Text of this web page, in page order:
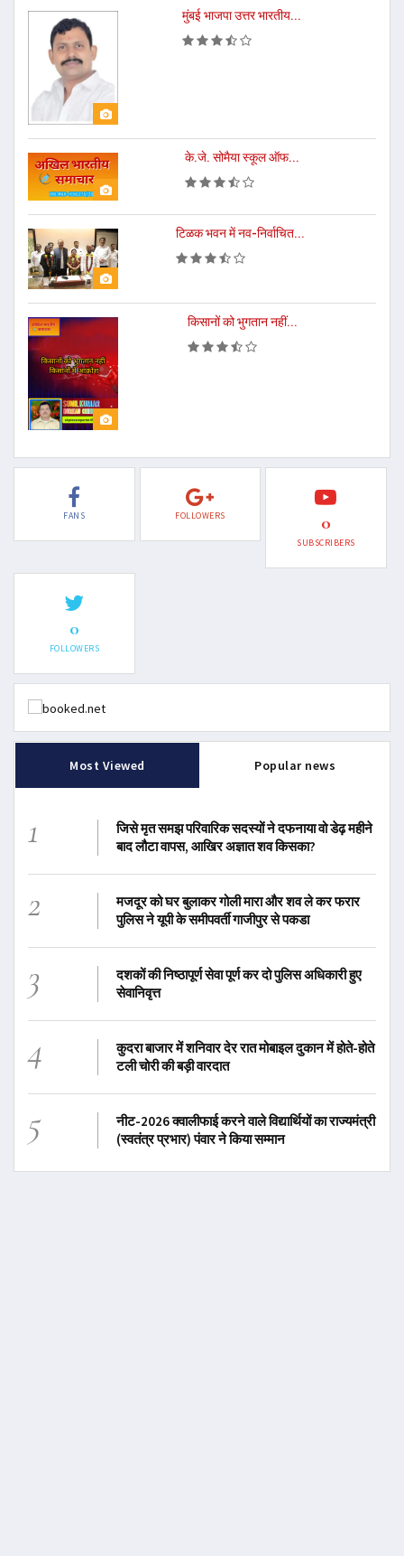
मुंबई भाजपा उत्तर भारतीय...
के.जे. सोमैया स्कूल ऑफ...
टिळक भवन में नव-निर्वाचित...
किसानों को भुगतान नहीं...
FANS FOLLOWERS 0
SUBSCRIBERS
0
FOLLOWERS
Most Viewed Popular news
1
जिसे मृत समझ परिवारिक सदस्यों ने दफनाया वो डेढ़ महीने
बाद लौटा वापस, आखिर अज्ञात शव किसका?
2
मजदूर को घर बुलाकर गोली मारा और शव ले कर फरार
पुलिस ने यूपी के समीपवर्ती गाजीपुर से पकडा
3
दशकों की निष्ठापूर्ण सेवा पूर्ण कर दो पुलिस अधिकारी हुए
सेवानिवृत्त
4
कुदरा बाजार में शनिवार देर रात मोबाइल दुकान में होते-होते
टली चोरी की बड़ी वारदात
5
नीट-2026 क्वालीफाई करने वाले विद्यार्थियों का राज्यमंत्री
(स्वतंत्र प्रभार) पंवार ने किया सम्मान